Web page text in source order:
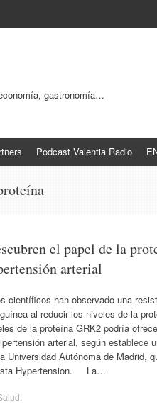
gastronomía…
Podcast Valentia Radio
el papel de la
arterial
científicos han observado una
al reducir los niveles de la
de la proteína GRK2 podría
arterial, según establece
Universidad Autónoma de Madrid,
Hypertension. La…